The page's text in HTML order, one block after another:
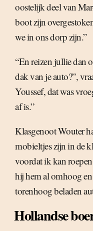
oostelijk deel van
boot zijn
we in ons dorp zijn.”
“En reizen jullie dan
dak van je auto?”,
Youssef, dat was
af is.”
Klasgenoot Wouter
mobieltjes zijn in de
voordat ik kan
hij hem al omhoog
torenhoog beladen
Hollandse